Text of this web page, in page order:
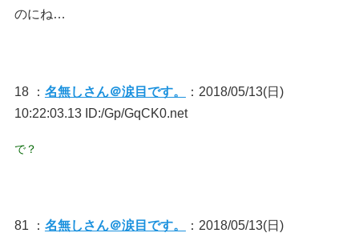
のにね…
18 ： 名無しさん＠涙目です。
：2018/05/13(日)
10:22:03.13 ID:/Gp/GqCK0.net
で？
81 ： 名無しさん＠涙目です。
：2018/05/13(日)